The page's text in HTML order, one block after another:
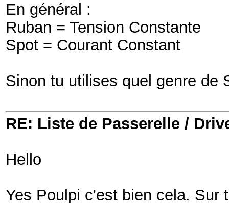
En général :
Ruban = Tension Constante
Spot = Courant Constant
Sinon tu utilises quel genre de
RE: Liste de Passerelle /
Hello
Yes Poulpi c'est bien cela. Sur